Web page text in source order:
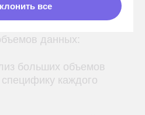
все
И
хранения